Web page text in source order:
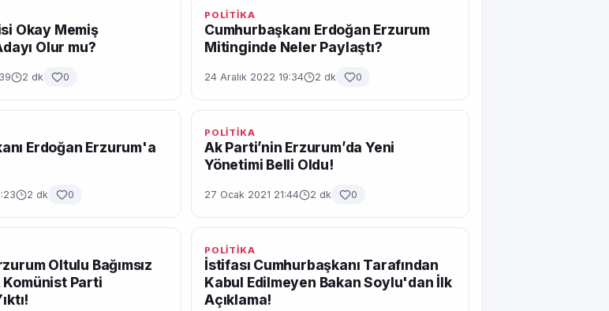
Okay Memiş
Olur mu?
2 dk 0
POLİTİKA
Cumhurbaşkanı Erdoğan Erzurum
Mitinginde Neler Paylaştı?
24 Aralık 2022 19:34 2 dk 0
Erdoğan Erzurum'a
2 dk 0
POLİTİKA
Ak Parti’nin Erzurum’da Yeni
Yönetimi Belli Oldu!
27 Ocak 2021 21:44 2 dk 0
Oltulu Bağımsız
Parti
POLİTİKA
İstifası Cumhurbaşkanı Tarafından
Kabul Edilmeyen Bakan Soylu'dan İlk
Açıklama!